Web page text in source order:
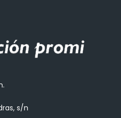
s/n